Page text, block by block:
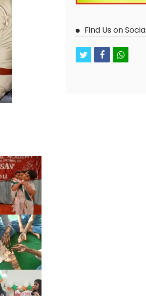
Find Us on
twitterfacebook